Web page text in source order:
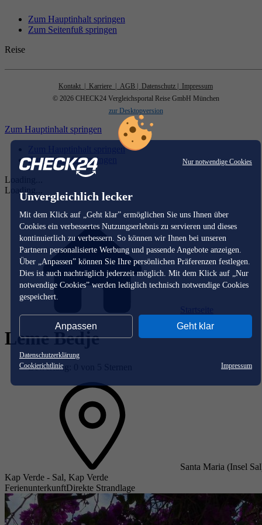
Nur notwendige Cookies
Unvergleichlich lecker
Mit dem Klick auf „Geht klar” ermöglichen Sie uns Ihnen über
Cookies ein verbessertes Nutzungserlebnis zu servieren und dieses
kontinuierlich zu verbessern. So können wir Ihnen bei unseren
Partnern personalisierte Werbung und passende Angebote anzeigen.
Über „Anpassen” können Sie Ihre persönlichen Präferenzen festlegen.
Dies ist auch nachträglich jederzeit möglich. Mit dem Klick auf „Nur
notwendige Cookies” werden lediglich technisch notwendige Cookies
gespeichert.
Anpassen Geht klar
Datenschutzerklärung
Cookierichtlinie
Impressum
Zum Hauptinhalt springen
Zum Seitenfuß springen
Reise
Kontakt | Karriere | AGB | Datenschutz
| Impressum
© 2026 CHECK24 Vergleichsportal Reise GmbH München
zur Desktopversion
Zum Hauptinhalt springen
Zum Hauptinhalt springen
Zum Seitenfuß springen
Loading...
Loading...
Leme Bedje
Bewertung: 0 von 5 Sternen
Santa Maria (Insel
Kap Verde - Sal, Kap Verde
FerienunterkunftDirekte Strandlage